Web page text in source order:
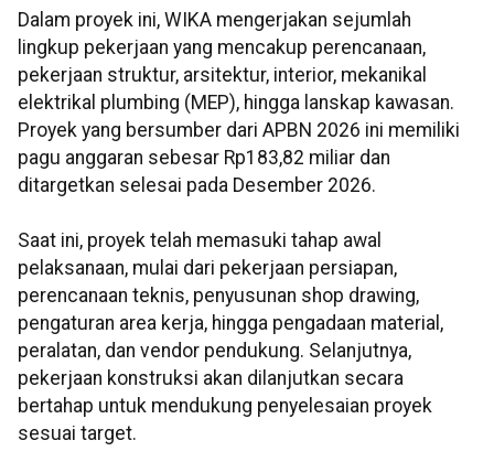
Dalam proyek ini, WIKA mengerjakan sejumlah
lingkup pekerjaan yang mencakup perencanaan,
pekerjaan struktur, arsitektur, interior, mekanikal
elektrikal plumbing (MEP), hingga lanskap kawasan.
Proyek yang bersumber dari APBN 2026 ini memiliki
pagu anggaran sebesar Rp183,82 miliar dan
ditargetkan selesai pada Desember 2026.
Saat ini, proyek telah memasuki tahap awal
pelaksanaan, mulai dari pekerjaan persiapan,
perencanaan teknis, penyusunan shop drawing,
pengaturan area kerja, hingga pengadaan material,
peralatan, dan vendor pendukung. Selanjutnya,
pekerjaan konstruksi akan dilanjutkan secara
bertahap untuk mendukung penyelesaian proyek
sesuai target.